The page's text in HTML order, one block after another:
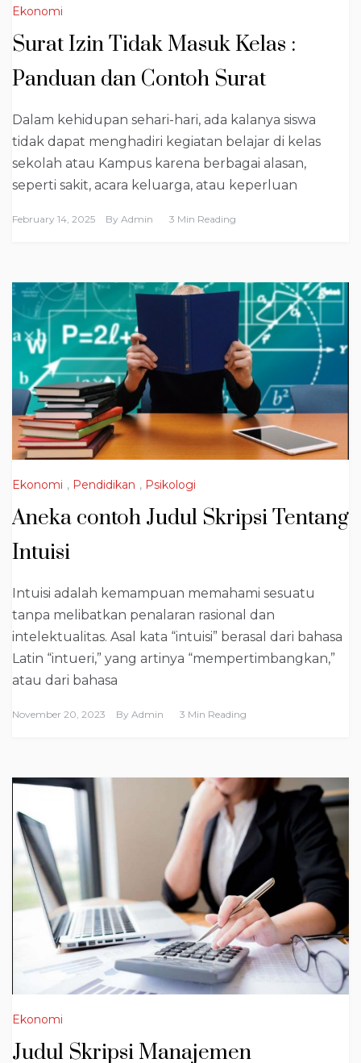
Ekonomi
Surat Izin Tidak Masuk Kelas :
Panduan dan Contoh Surat
Dalam kehidupan sehari-hari, ada kalanya siswa
tidak dapat menghadiri kegiatan belajar di kelas
sekolah atau Kampus karena berbagai alasan,
seperti sakit, acara keluarga, atau keperluan
February 14, 2025 By Admin 3 Min Reading
Ekonomi , Pendidikan , Psikologi
Aneka contoh Judul Skripsi Tentang
Intuisi
Intuisi adalah kemampuan memahami sesuatu
tanpa melibatkan penalaran rasional dan
intelektualitas. Asal kata “intuisi” berasal dari bahasa
Latin “intueri,” yang artinya “mempertimbangkan,”
atau dari bahasa
November 20, 2023 By Admin 3 Min Reading
Ekonomi
Judul Skripsi Manajemen